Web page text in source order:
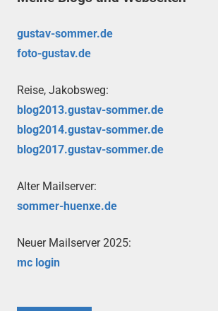
gustav-sommer.de
foto-gustav.de
Reise, Jakobsweg:
blog2013.gustav-sommer.de
blog2014.gustav-sommer.de
blog2017.gustav-sommer.de
Alter Mailserver:
sommer-huenxe.de
Neuer Mailserver 2025:
mc login